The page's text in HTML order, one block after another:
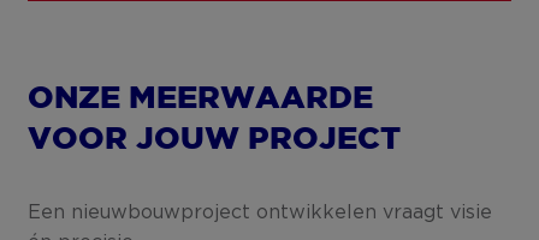
ONZE MEERWAARDE
VOOR JOUW PROJECT
Een nieuwbouwproject ontwikkelen vraagt visie